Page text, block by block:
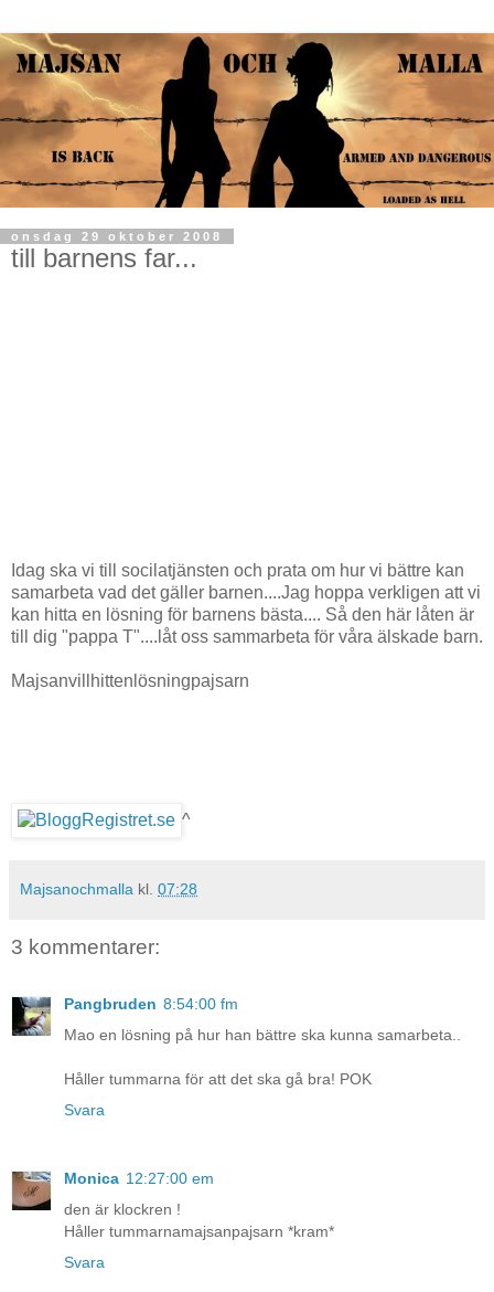
onsdag 29 oktober 2008
till barnens far...
Idag ska vi till socilatjänsten och prata om hur vi bättre kan
samarbeta vad det gäller barnen....Jag hoppa verkligen att vi
kan hitta en lösning för barnens bästa.... Så den här låten är
till dig "pappa T"....låt oss sammarbeta för våra älskade barn.
Majsanvillhittenlösningpajsarn
^
Majsanochmalla kl. 07:28
3 kommentarer:
Pangbruden 8:54:00 fm
Mao en lösning på hur han bättre ska kunna samarbeta..
Håller tummarna för att det ska gå bra! POK
Svara
Monica 12:27:00 em
den är klockren !
Håller tummarnamajsanpajsarn *kram*
Svara